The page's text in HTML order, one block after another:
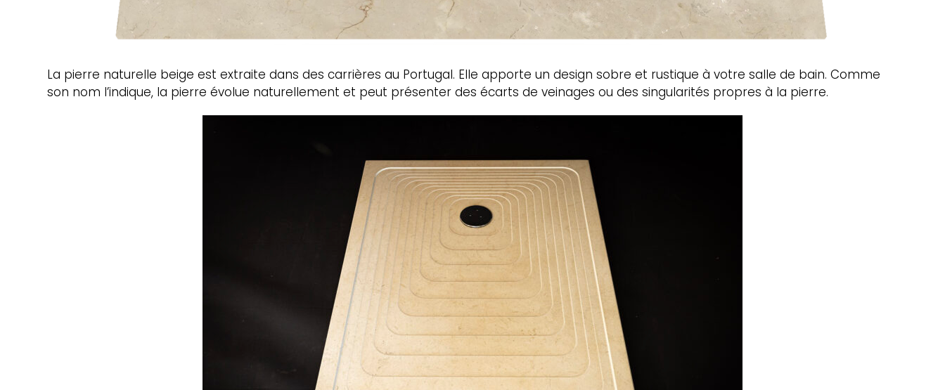
La pierre naturelle beige est extraite dans des carrières au Portugal. Elle apporte un design sobre et rustique à votre salle de bain. Comme
son nom l’indique, la pierre évolue naturellement et peut présenter des écarts de veinages ou des singularités propres à la pierre.